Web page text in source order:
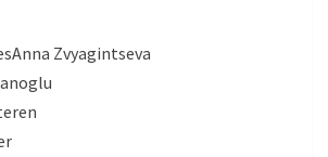
Zvyagintseva